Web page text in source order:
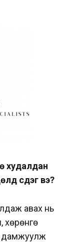
худалдан
үүсдэг вэ?
авах нь
хөрөнгө
дамжуулж